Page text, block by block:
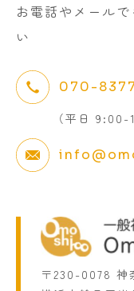
お電話やメール
い
070-
（平日 9:00-
〒230-0078 神